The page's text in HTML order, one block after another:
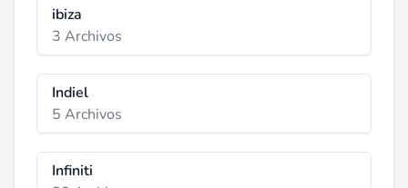
ibiza
3 Archivos
Indiel
5 Archivos
Infiniti